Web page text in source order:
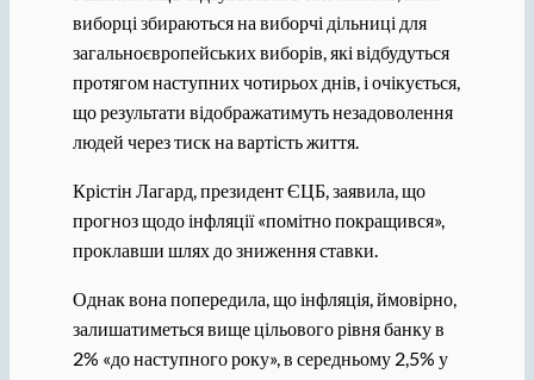
виборці збираються на виборчі дільниці для
загальноєвропейських виборів, які відбудуться
протягом наступних чотирьох днів, і очікується,
що результати відображатимуть незадоволення
людей через тиск на вартість життя.
Крістін Лагард, президент ЄЦБ, заявила, що
прогноз щодо інфляції «помітно покращився»,
проклавши шлях до зниження ставки.
Однак вона попередила, що інфляція, ймовірно,
залишатиметься вище цільового рівня банку в
2% «до наступного року», в середньому 2,5% у